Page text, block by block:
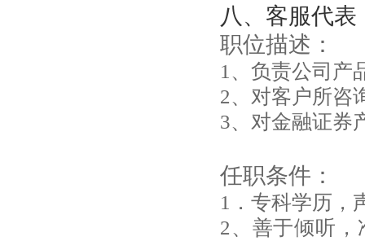
八、客服代表
职位描述：
1、负责公司产
2、对客户所咨
3、对金融证券
任职条件：
1．专科学历，
2、善于倾听